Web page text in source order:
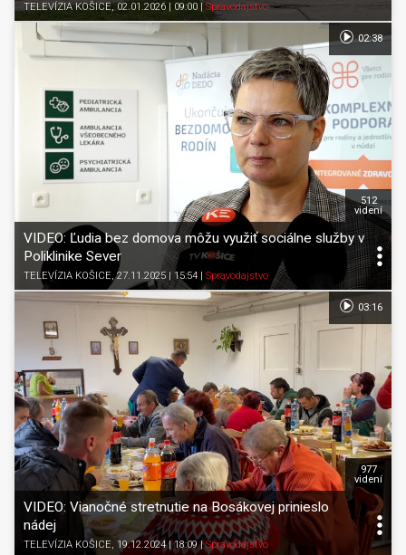
TELEVÍZIA KOŠICE, 02.01.2026 | 09:00 | Spravodajstvo
VIDEO: Ľudia bez domova môžu využiť sociálne služby v
Poliklinike Sever
TELEVÍZIA KOŠICE, 27.11.2025 | 15:54 Spravodajstvo
512
videní
02:38
VIDEO: Vianočné stretnutie na Bosákovej prinieslo
nádej
TELEVÍZIA KOŠICE, 19.12.2024 | 18:09|Spravodajstvo
977
videní
03:16